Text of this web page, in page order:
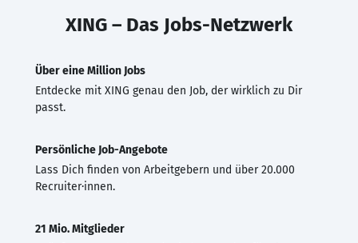
XING – Das Jobs-Netzwerk
Über eine Million Jobs
Entdecke mit XING genau den Job, der wirklich zu Dir
passt.
Persönliche Job-Angebote
Lass Dich finden von Arbeitgebern und über 20.000
Recruiter·innen.
21 Mio. Mitglieder